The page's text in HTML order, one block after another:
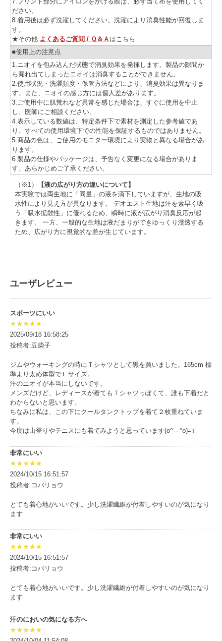
ださい。
8.着用後は必ず洗濯してください。洗濯により消臭性能が回復しま
す。
★その他 よくあるご質問 / Ｑ＆Ａ はこちら
■使用上の注意点
1.ニオイを包み込んだ状態で消臭効果を発揮します。製品の隙間か
ら漏れ出てしまったニオイは消臭することができません。
2.使用状況・洗濯頻度・保管方法などにより、消臭効果は異なりま
す。また、ニオイの感じ方には個人差があります。
3.ご使用中に肌荒れなど異常を感じた場合は、すぐに使用を中止
し、医師にご相談ください。
4.表示している数値は、特定条件下で素材を測定した参考値であ
り、すべての使用環境下での性能を保証するものではありません。
5.商品の色は、ご使用のモニター環境により実物と異なる場合があ
ります。
6.製品の仕様やパッケージは、予告なく変更になる場合がありま
す。あらかじめご了承ください。
（※1）
【液の広がり方の違いについて】
本実験では両生地に「同量」の液を滴下していますが、生地の吸
水性により見え方が異なります。 デオエスト生地は汗を素早く吸
う「吸水拡散性」に優れるため、瞬時に液が広がり消臭反応が起
きます。 一方、一般的な生地は液だまりができゆっくり浸透する
ため、広がり方に視覚的な差が生じています。
ユーザレビュー
スポーツにいい
★★★★★
2025/09/18 16:58:25
投稿者:豆柴子
ジムやウォーキングの時にＴシャツとして黒を買いました。165cm 標
準より太め体型でＬサイズ。
汗のニオイが本当にしないです。
メンズだけど、レディースが着てもＴシャツっぽくて、誰も下着だと
わからないと思います。
ちなみに私は、この下にクールタンクトップを着て２枚重ねていま
す。
今度は山登りやテニスにも着てみようと思っています(o^―^o)ﾆｺ
非常にいい
★★★★★
2024/10/15 16:51:57
投稿者:コバリョウ
とても着心地がいいです。少し洗濯繊維が付着しやすいのが気になり
ます
非常にいい
★★★★★
2024/10/15 16:51:57
投稿者:コバリョウ
とても着心地がいいです。少し洗濯繊維が付着しやすいのが気になり
ます
汗のにおいの気になる方へ
★★★★★